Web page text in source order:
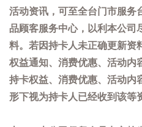
活动资讯，可至全台门市服务
品顾客服务中心，以利本公司
料。若因持卡人未正确更新资
权益通知、消费优惠、活动内
持卡权益、消费优惠、活动内
形下视为持卡人已经收到该等